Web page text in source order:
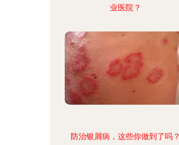
业医院？
防治银屑病，这些你做到了吗？